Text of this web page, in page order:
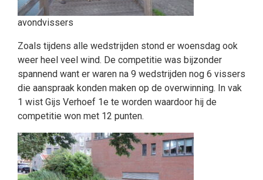
avondvissers
Zoals tijdens alle wedstrijden stond er woensdag ook
weer heel veel wind. De competitie was bijzonder
spannend want er waren na 9 wedstrijden nog 6 vissers
die aanspraak konden maken op de overwinning. In vak
1 wist Gijs Verhoef 1e te worden waardoor hij de
competitie won met 12 punten.